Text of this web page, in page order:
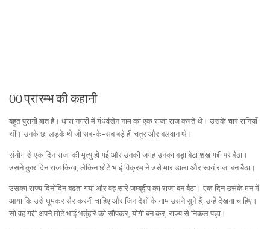
00 प्रारम्भ की कहानी
बहुत पुरानी बात है। धारा नगरी में गंधर्वसेन नाम का एक राजा राज करते थे। उसके चार रानियाँ
थीं। उनके छ: लड़के थे जो सब-के-सब बड़े ही चतुर और बलवान थे।
संयोग से एक दिन राजा की मृत्यु हो गई और उनकी जगह उनका बड़ा बेटा शंख गद्दी पर बैठा।
उसने कुछ दिन राज किया, लेकिन छोटे भाई विक्रम ने उसे मार डाला और स्वयं राजा बन बैठा।
उसका राज्य दिनोंदिन बढ़ता गया और वह सारे जम्बूद्वीप का राजा बन बैठा। एक दिन उसके मन में
आया कि उसे घूमकर सैर करनी चाहिए और जिन देशों के नाम उसने सुने हैं, उन्हें देखना चाहिए।
सो वह गद्दी अपने छोटे भाई भर्तृहरि को सौंपकर, योगी बन कर, राज्य से निकल पड़ा।